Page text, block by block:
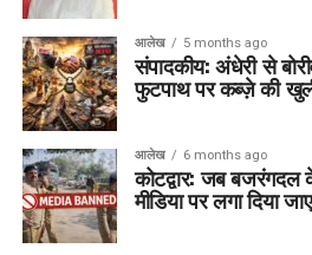
आलेख 5 months ago
संपादकीय: अंधेरी से
फुटपाथ पर कब्ज़े की
आलेख 6 months ago
कोटद्वार: जब
मीडिया पर लगा दिया